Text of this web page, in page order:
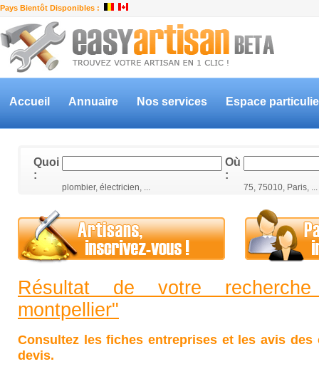
Pays Bientôt Disponibles :
Accueil Annuaire Nos services Espace
Quoi
:
Où
:
plombier, électricien, ... 75, 75010, Paris, ...
Résultat de votre
montpellier"
Consultez les fiches entreprises et les avis des
devis.